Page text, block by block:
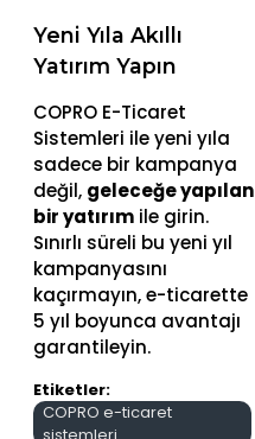
Yeni Yıla Akıllı
Yatırım Yapın
COPRO E-Ticaret
Sistemleri ile yeni yıla
sadece bir kampanya
değil, geleceğe yapılan
bir yatırım ile girin.
Sınırlı süreli bu yeni yıl
kampanyasını
kaçırmayın, e-ticarette
5 yıl boyunca avantajı
garantileyin.
Etiketler:
COPRO e-ticaret